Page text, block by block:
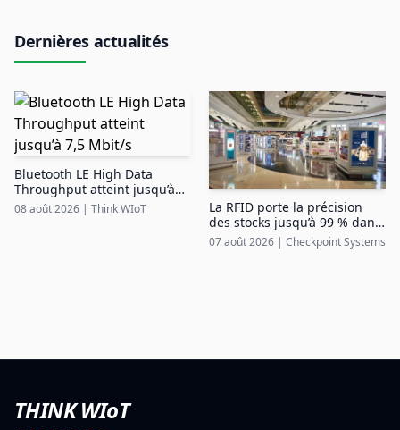
Dernières actualités
Bluetooth LE High Data
Throughput atteint jusqu’à
7,5 Mbit/s
08 août 2026 | Think WIoT
La RFID porte la précision
des stocks jusqu’à 99 % dans
le duty free aéroportuaire
07 août 2026 | Checkpoint Systems
THINK WIoT